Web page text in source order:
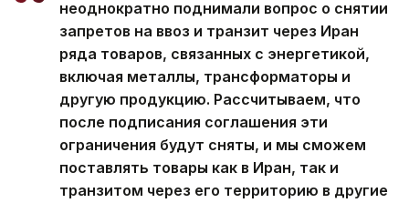
неоднократно поднимали вопрос о снятии
запретов на ввоз и транзит через Иран
ряда товаров, связанных с энергетикой,
включая металлы, трансформаторы и
другую продукцию. Рассчитываем, что
после подписания соглашения эти
ограничения будут сняты, и мы сможем
поставлять товары как в Иран, так и
транзитом через его территорию в другие